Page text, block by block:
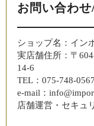
お問い合わ
ショップ名：イン
実店舗住所：〒
14-6
TEL：075-748-
e-mail：
店舗運営・セキュ